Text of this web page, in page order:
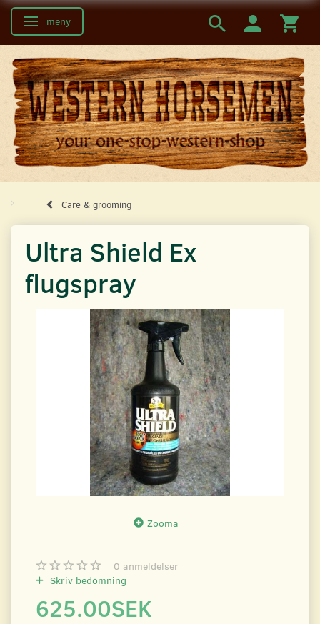
Ändra navigering
meny
Care & grooming
Ultra Shield Ex
flugspray
Zooma
0 anmeldelser
Skriv bedömning
625.00SEK